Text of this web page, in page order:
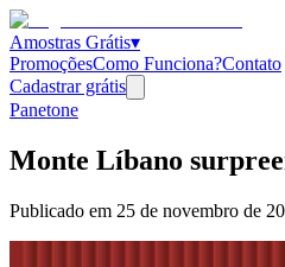
Amostras Grátis▾
PromoçõesComo Funciona?Contato
Cadastrar grátis
Panetone
Monte Líbano
Publicado em 25 de novembro de